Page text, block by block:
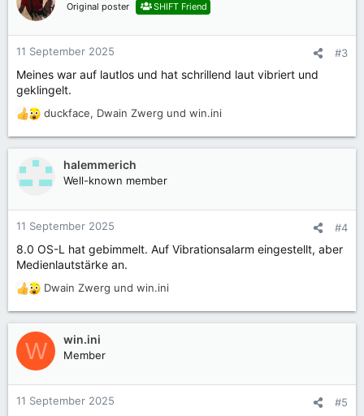
Original poster SHIFT Friend
11 September 2025 #3
Meines war auf lautlos und hat schrillend laut vibriert und
geklingelt.
R
e
a
o
n
n
:
duckface, Dwain Zwerg und win.ini
halemmerich
Well-known member
11 September 2025 #4
8.0 OS-L hat gebimmelt. Auf Vibrationsalarm eingestellt, aber
Medienlautstärke an.
R
e
a
k
t
o
n
Dwain Zwerg und win.ini
W win.ini
Member
11 September 2025 #5